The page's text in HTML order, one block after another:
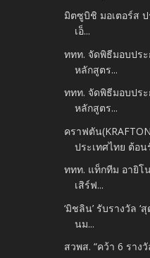
มิตซูบิชิ มอเตอร์ส
เอ็...
ททท. จัดพิธีมอบปร
หลักสูตร...
ททท. จัดพิธีมอบปร
หลักสูตร...
คราฟตัน
ประเทศไทย ต้อน
ททท. แท็กทีม อายิโ
เสิร์ฟ...
‘มิชลิน’ รับรางวัล
นม...
สวพส. “คว้า 6 ราง